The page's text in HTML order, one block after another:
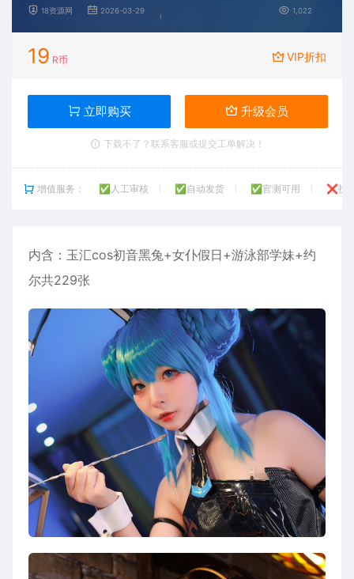
18资源网 2026-03-29 1,022
19 R币 VIP折扣
立即购买 升级会员
下载不了？联系客服或提交工单解决！
增值服务： ✅人工审核 ✅自动发货 ✅官测可用 ❌技
内含：玉汇cos初音黑兔+女仆假日+游泳部学妹+约
尔共229张